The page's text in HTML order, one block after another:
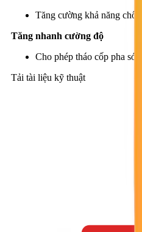
Tăng cường khả năng
Tăng nhanh cường độ
Cho phép tháo cốp pha sớm.
Tải tài liệu kỹ thuật